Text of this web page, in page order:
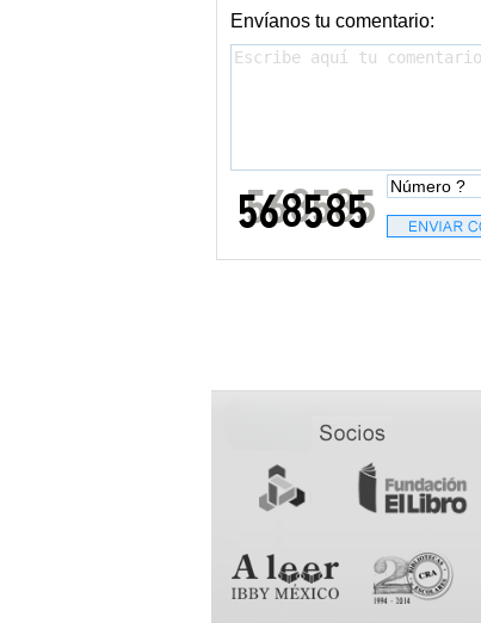
Envíanos tu comentario: